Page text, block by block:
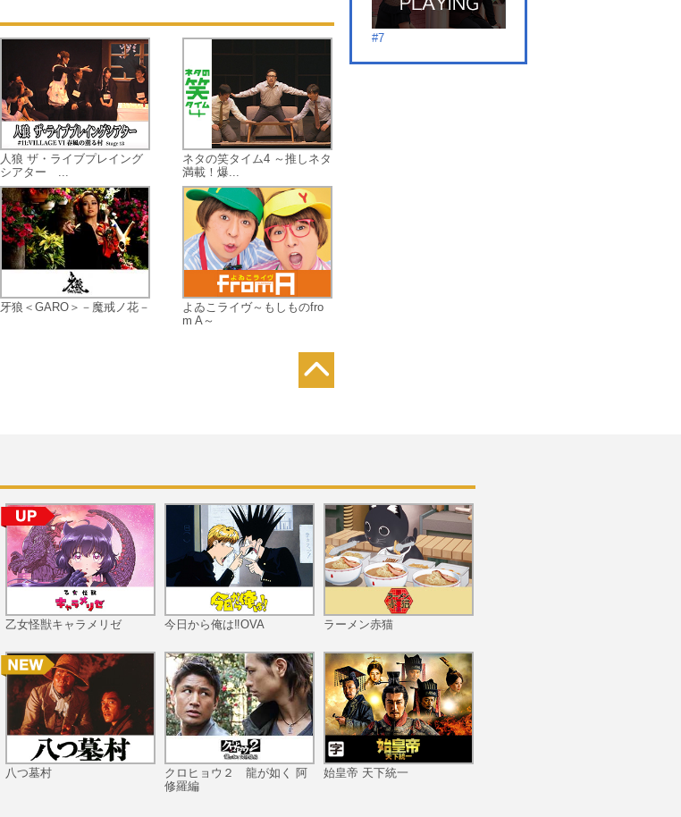
るのか！？
笑いアリ、涙アリ、明日誰かに話たく
なる雑学アリ――珠玉の“人間ドキュメ
ントバラエティ”がここに誕生！
人狼 ザ・ライブプレイング
シアター ...
牙狼＜GARO＞－魔戒ノ花－
ネタの笑タイム4 ～推しネタ
満載！爆...
よゐこライヴ～もしものfro
m A～
#7
乙女怪獣キャラメリゼ
八つ墓村
今日から俺は‼OVA
クロヒョウ２ 龍が如く 阿
修羅編
ラーメン赤猫
始皇帝 天下統一